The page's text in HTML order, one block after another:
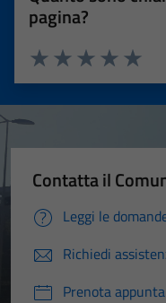
pagina?
Valuta
Valuta 4
Valuta 3 stelle
Valuta 2 stelle su 5
Valuta 1 stelle su 5
Contatta il
Leggi le
Richiedi
Prenota